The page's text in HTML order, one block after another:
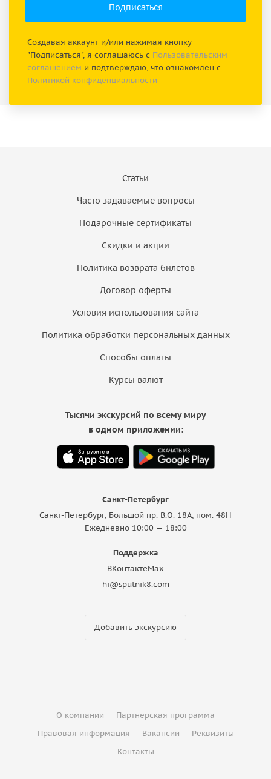
Создавая аккаунт и/или нажимая кнопку
"Подписаться", я соглашаюсь с Пользовательским
соглашением и подтверждаю, что ознакомлен с
Политикой конфиденциальности
Статьи
Часто задаваемые вопросы
Подарочные сертификаты
Скидки и акции
Политика возврата билетов
Договор оферты
Условия использования сайта
Политика обработки персональных данных
Способы оплаты
Курсы валют
Санкт-Петербург
Санкт-Петербург, Большой пр. В.О. 18A, пом. 48Н
Ежедневно 10:00 — 18:00
Поддержка
ВКонтактеMax
hi@sputnik8.com
Добавить экскурсию
Тысячи экскурсий по всему миру
в одном приложении:
О компании
Партнерская программа
Правовая информация
Вакансии
Реквизиты
Контакты